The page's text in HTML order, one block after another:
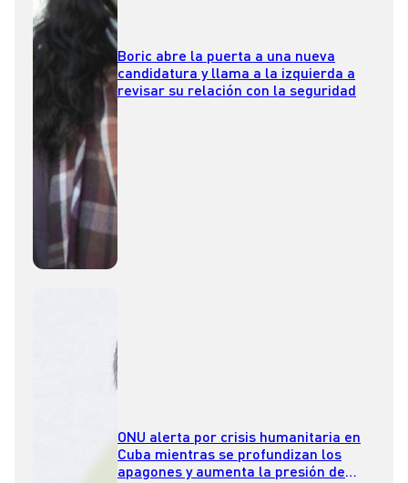
Boric abre la puerta a una nueva
candidatura y llama a la izquierda a
revisar su relación con la seguridad
ONU alerta por crisis humanitaria en
Cuba mientras se profundizan los
apagones y aumenta la presión de